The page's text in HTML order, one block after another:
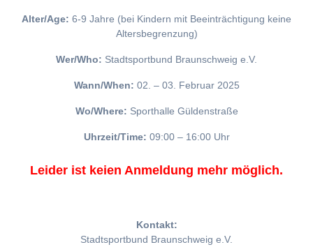
Alter/Age: 6-9 Jahre (bei Kindern mit Beeinträchtigung keine
Altersbegrenzung)
Wer/Who: Stadtsportbund Braunschweig e.V.
Wann/When: 02. – 03. Februar 2025
Wo/Where: Sporthalle Güldenstraße
Uhrzeit/Time: 09:00 – 16:00 Uhr
Leider ist keien Anmeldung mehr möglich.
Kontakt:
Stadtsportbund Braunschweig e.V.